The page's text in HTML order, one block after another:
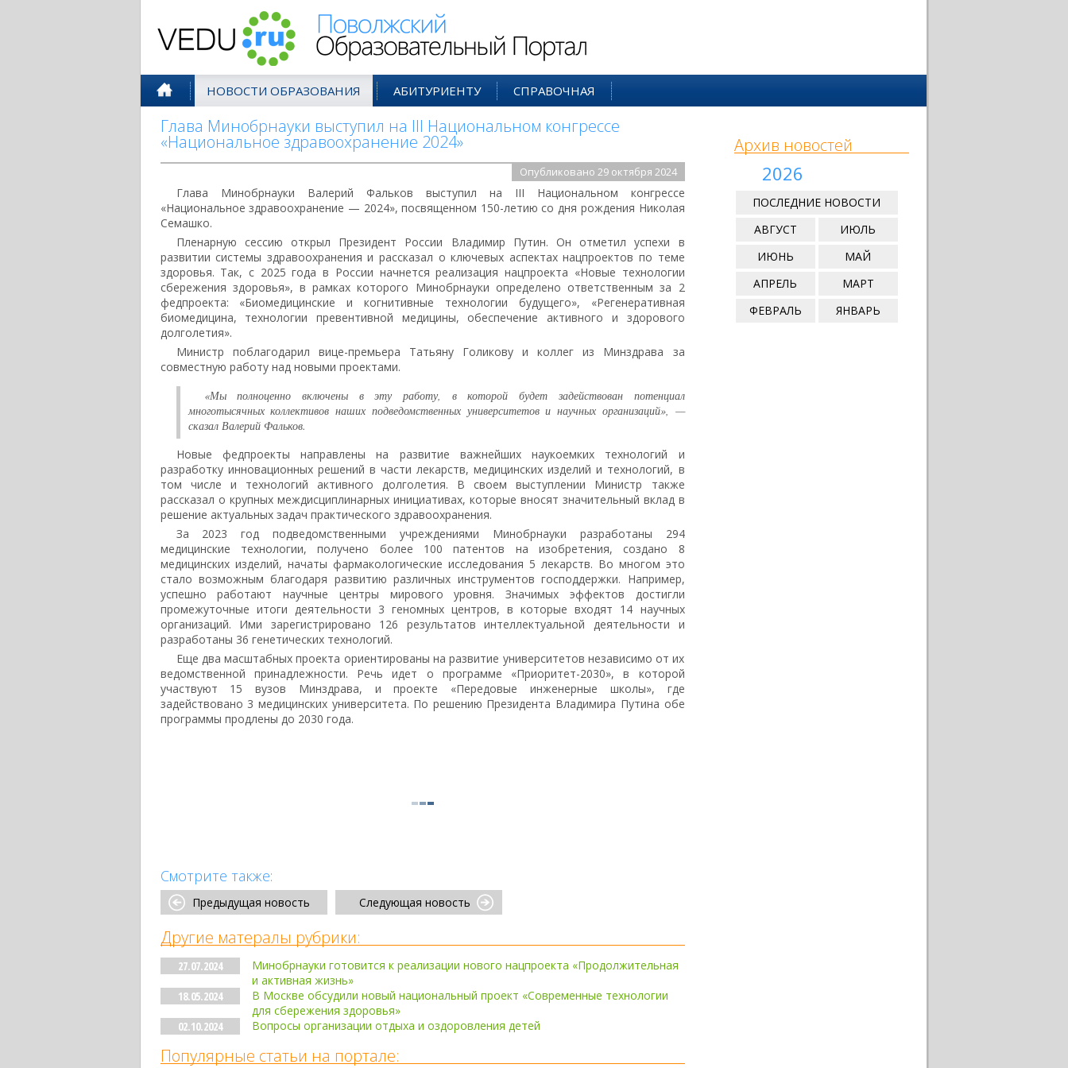
НОВОСТИ ОБРАЗОВАНИЯ АБИТУРИЕНТУ СПРАВОЧНАЯ
Глава Минобрнауки выступил на III Национальном конгрессе
«Национальное здравоохранение 2024»
Опубликовано 29 октября 2024
Глава Минобрнауки Валерий Фальков выступил на III Национальном конгрессе
«Национальное здравоохранение — 2024», посвященном 150-летию со дня рождения Николая
Семашко.
Пленарную сессию открыл Президент России Владимир Путин. Он отметил успехи в
развитии системы здравоохранения и рассказал о ключевых аспектах нацпроектов по теме
здоровья. Так, с 2025 года в России начнется реализация нацпроекта «Новые технологии
сбережения здоровья», в рамках которого Минобрнауки определено ответственным за 2
федпроекта: «Биомедицинские и когнитивные технологии будущего», «Регенеративная
биомедицина, технологии превентивной медицины, обеспечение активного и здорового
долголетия».
Министр поблагодарил вице-премьера Татьяну Голикову и коллег из Минздрава за
совместную работу над новыми проектами.
«Мы полноценно включены в эту работу, в которой будет задействован потенциал
многотысячных коллективов наших подведомственных университетов и научных организаций», —
сказал Валерий Фальков.
Новые федпроекты направлены на развитие важнейших наукоемких технологий и
разработку инновационных решений в части лекарств, медицинских изделий и технологий, в
том числе и технологий активного долголетия. В своем выступлении Министр также
рассказал о крупных междисциплинарных инициативах, которые вносят значительный вклад в
решение актуальных задач практического здравоохранения.
За 2023 год подведомственными учреждениями Минобрнауки разработаны 294
медицинские технологии, получено более 100 патентов на изобретения, создано 8
медицинских изделий, начаты фармакологические исследования 5 лекарств. Во многом это
стало возможным благодаря развитию различных инструментов господдержки. Например,
успешно работают научные центры мирового уровня. Значимых эффектов достигли
промежуточные итоги деятельности 3 геномных центров, в которые входят 14 научных
организаций. Ими зарегистрировано 126 результатов интеллектуальной деятельности и
разработаны 36 генетических технологий.
Еще два масштабных проекта ориентированы на развитие университетов независимо от их
ведомственной принадлежности. Речь идет о программе «Приоритет-2030», в которой
участвуют 15 вузов Минздрава, и проекте «Передовые инженерные школы», где
задействовано 3 медицинских университета. По решению Президента Владимира Путина обе
программы продлены до 2030 года.
Смотрите также:
Предыдущая новость Следующая новость
Другие матералы рубрики:
27.07.2024
Минобрнауки готовится к реализации нового нацпроекта «Продолжительная
и активная жизнь»
18.05.2024
В Москве обсудили новый национальный проект «Современные технологии
для сбережения здоровья»
02.10.2024
Вопросы организации отдыха и оздоровления детей
Популярные статьи на портале:
Архив новостей
2026
ПОСЛЕДНИЕ НОВОСТИ
АВГУСТ
ИЮЛЬ
ИЮНЬ
МАЙ
АПРЕЛЬ
МАРТ
ФЕВРАЛЬ
ЯНВАРЬ